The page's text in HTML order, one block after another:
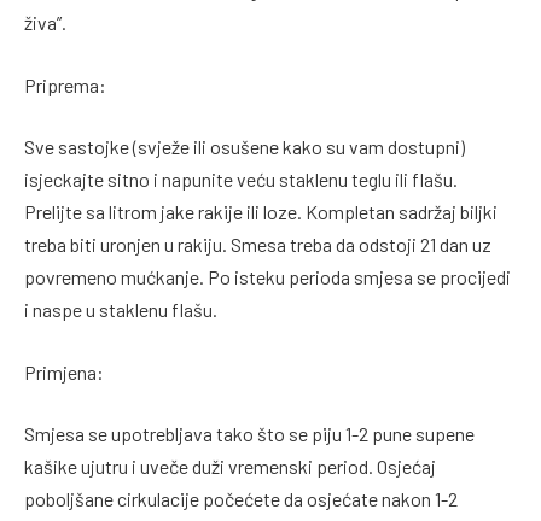
živa”.
Priprema:
Sve sastojke (svježe ili osušene kako su vam dostupni)
isjeckajte sitno i napunite veću staklenu teglu ili flašu.
Prelijte sa litrom jake rakije ili loze. Kompletan sadržaj biljki
treba biti uronjen u rakiju. Smesa treba da odstoji 21 dan uz
povremeno mućkanje. Po isteku perioda smjesa se procijedi
i naspe u staklenu flašu.
Primjena:
Smjesa se upotrebljava tako što se piju 1-2 pune supene
kašike ujutru i uveče duži vremenski period. Osjećaj
poboljšane cirkulacije počećete da osjećate nakon 1-2